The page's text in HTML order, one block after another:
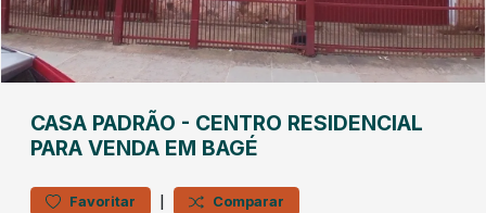
CASA PADRÃO - CENTRO RESIDENCIAL
PARA VENDA EM BAGÉ
Favoritar | Comparar